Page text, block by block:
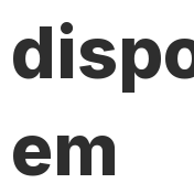
em